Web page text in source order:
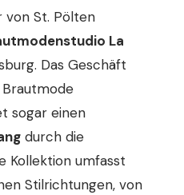
von St. Pölten
La
Das Geschäft
Brautmode
sogar einen
durch die
Kollektion umfasst
Stilrichtungen, von